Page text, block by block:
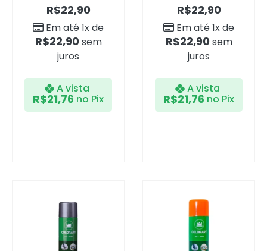
R$22,90
Em até 1x de
R$22,90 sem
juros
A vista
R$21,76 no Pix
R$22,90
Em até 1x de
R$22,90 sem
juros
A vista
R$21,76 no Pix